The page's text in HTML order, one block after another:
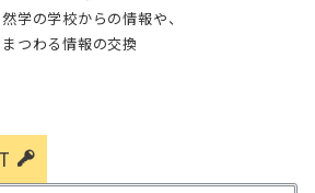
学の学校からの情報や、
まつわる情報の交換